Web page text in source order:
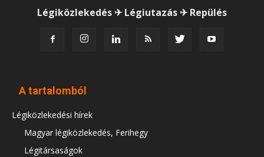
Légiközlekedés ✈ Légiutazás ✈ Repülés
A tartalomból
Légiközlekedési hírek
Magyar légiközlekedés, Ferihegy
Légitársaságok